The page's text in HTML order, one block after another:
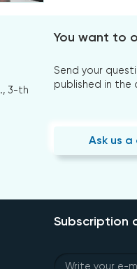
3-th
You want to
Send your
published in the
Ask us
Subscription